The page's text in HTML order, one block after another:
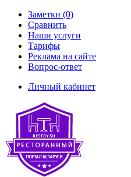
Заметки (0)
Сравнить
Наши услуги
Тарифы
Реклама на сайте
Вопрос-ответ
Личный кабинет